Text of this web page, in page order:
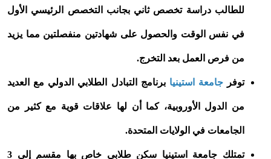
للطالب دراسة تخصص ثاني بجانب التخصص الرئيسي الأول
في نفس الوقت والحصول على شهادتين منفصلتين مما يزيد
من فرص العمل بعد التخرج.
توفرجامعة استينيا برنامج التبادل الطلابي الدولي مع العديد
من الدول الأوروبية، كما أن لها علاقات قوية مع كثير من
الجامعات في الولايات المتحدة.
تمتلك جامعة استينيا سكن طلابي خاص بها مقسم إلى 3